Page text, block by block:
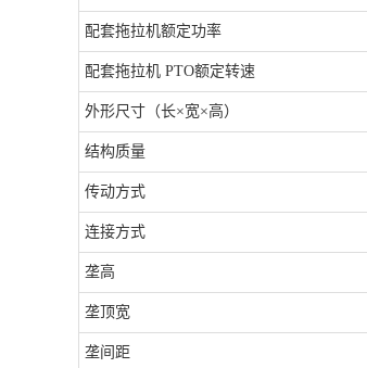
配套拖拉机额定功率
配套拖拉机 PTO额定转速
外形尺寸（长×宽×高）
结构质量
传动方式
连接方式
垄高
垄顶宽
垄间距